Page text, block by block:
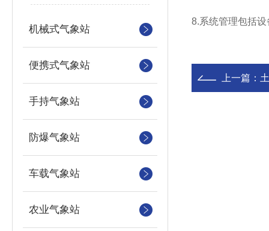
机械式气象站
便携式气象站
手持气象站
防爆气象站
车载气象站
农业气象站
8.系统管理包括
上一篇： 土